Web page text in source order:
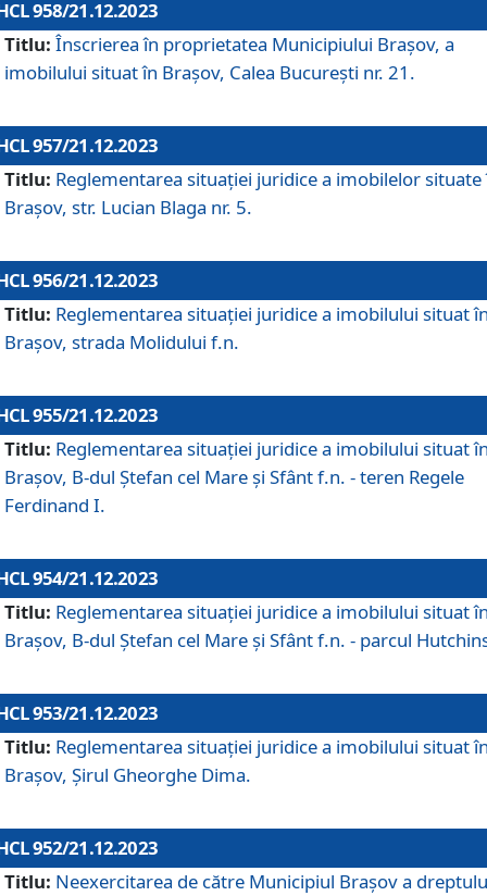
958/21.12.2023
Titlu: Înscrierea în proprietatea Municipiului Brașov, a
imobilului situat în Brașov, Calea București nr. 21.
957/21.12.2023
Titlu: Reglementarea situației juridice a imobilelor situate
Brașov, str. Lucian Blaga nr. 5.
956/21.12.2023
Titlu: Reglementarea situației juridice a imobilului situat
Brașov, strada Molidului f.n.
955/21.12.2023
Titlu: Reglementarea situației juridice a imobilului situat
Brașov, B-dul Ștefan cel Mare și Sfânt f.n. - teren Regele
Ferdinand I.
954/21.12.2023
Titlu: Reglementarea situației juridice a imobilului situat
Brașov, B-dul Ștefan cel Mare și Sfânt f.n. - parcul
953/21.12.2023
Titlu: Reglementarea situației juridice a imobilului situat
Brașov, Șirul Gheorghe Dima.
952/21.12.2023
Titlu: Neexercitarea de către Municipiul Brașov a